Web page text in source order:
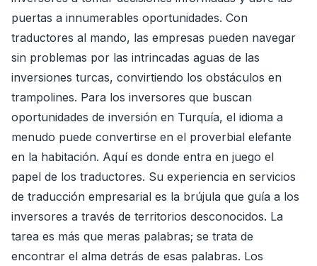
puertas a innumerables oportunidades. Con
traductores al mando, las empresas pueden navegar
sin problemas por las intrincadas aguas de las
inversiones turcas, convirtiendo los obstáculos en
trampolines. Para los inversores que buscan
oportunidades de inversión en Turquía, el idioma a
menudo puede convertirse en el proverbial elefante
en la habitación. Aquí es donde entra en juego el
papel de los traductores. Su experiencia en servicios
de traducción empresarial es la brújula que guía a los
inversores a través de territorios desconocidos. La
tarea es más que meras palabras; se trata de
encontrar el alma detrás de esas palabras. Los